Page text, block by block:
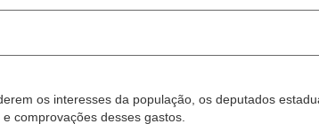
os interesses da população, os deputados
comprovações desses gastos.